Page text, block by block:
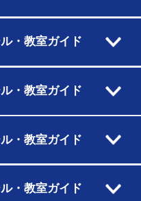
・教室ガイド
・教室ガイド
・教室ガイド
・教室ガイド